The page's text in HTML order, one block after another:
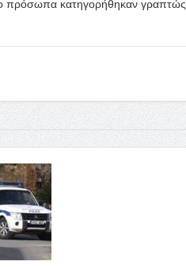
πρόσωπα κατηγορήθηκαν γραπτώς